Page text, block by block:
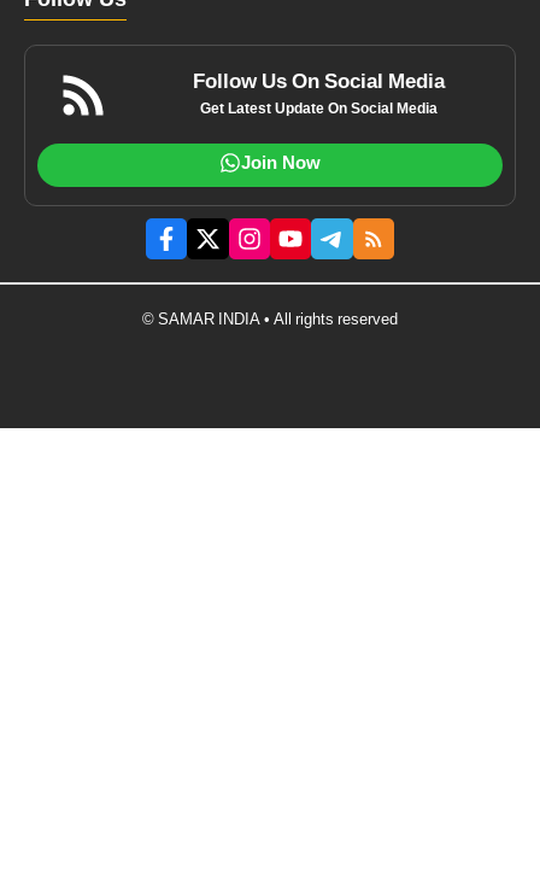
Follow Us On Social Media
Get Latest Update On Social Media
Join Now
© SAMAR INDIA • All rights reserved